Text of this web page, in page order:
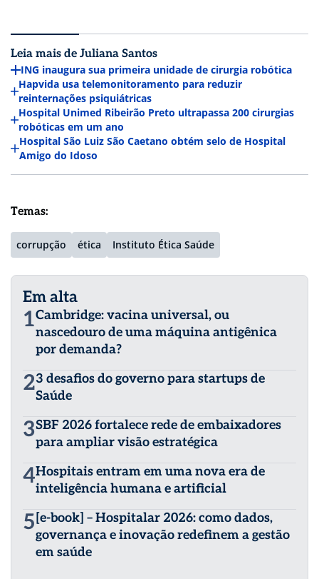
Leia mais de Juliana Santos
ING inaugura sua primeira unidade de cirurgia robótica
Hapvida usa telemonitoramento para reduzir
reinternações psiquiátricas
Hospital Unimed Ribeirão Preto ultrapassa 200 cirurgias
robóticas em um ano
Hospital São Luiz São Caetano obtém selo de Hospital
Amigo do Idoso
Temas:
corrupção ética Instituto Ética Saúde
Em alta
1Cambridge: vacina universal, ou
nascedouro de uma máquina antigênica
por demanda?
23 desafios do governo para startups de
Saúde
3SBF 2026 fortalece rede de embaixadores
para ampliar visão estratégica
4Hospitais entram em uma nova era de
inteligência humana e artificial
5 [e-book] – Hospitalar 2026: como dados,
governança e inovação redefinem a gestão
em saúde